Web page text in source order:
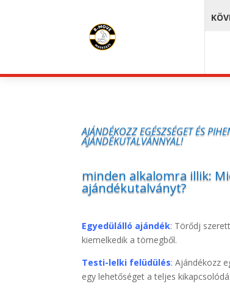
AJÁNDÉKOZZ EGÉSZSÉGET ÉS
AJÁNDÉKUTALVÁNNYAL!
minden alkalomra illik:
ajándékutalványt?
Egyedülálló ajándék: Törődj
kiemelkedik a tömegből.
Testi-lelki felüdülés: Ajándékozz
egy lehetőséget a teljes